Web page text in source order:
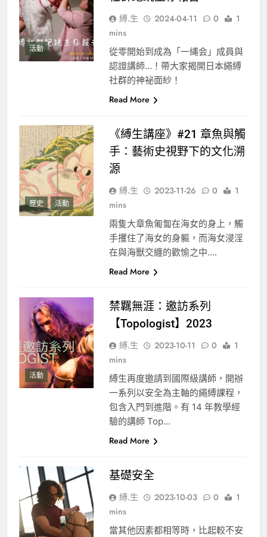
活動
縛.生 2024-04-11 0
1
mins
從零開始到成為「一縄会」成員與
認證講師…！帶大家揭開日本繩縛
社群的神祕面紗！
Read More
歷史 活動
《縛生講座》#21 章魚與觸
手：藝術史視野下的文化溯
源
縛.生 2023-11-26 0
1
mins
兩隻大章魚匍匐在海女的身上，觸
手攫住了海女的身軀，而海女浸淫
在與海獸交纏的歡愉之中….
Read More
活動
禁羈無涯：邀訪系列
【Topologist】2023
縛.生 2023-10-11 0
1
mins
縛生再度邀請到國際級講師，開辦
一系列以安全為主軸的繩縛課程，
包含入門到進階。有 14 年教學經
驗的講師 Top…
Read More
基礎安全
縛.生 2023-10-03 0
1
mins
當其他因素都相等時，比起較不安